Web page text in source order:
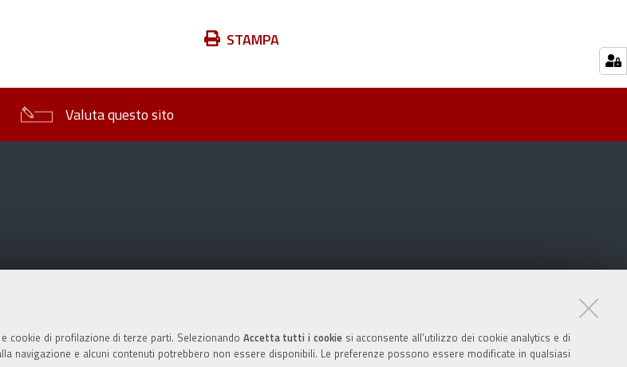
cookie di profilazione di terze parti. Selezionando Accetta tutti i cookiesi acconsente all’utilizzo dei cookie analytics e di
navigazione e alcuni contenuti potrebbero non essere disponibili. Le preferenze possono essere modificate in qualsiasi
Azioni STAMPA
Valuta questo sito